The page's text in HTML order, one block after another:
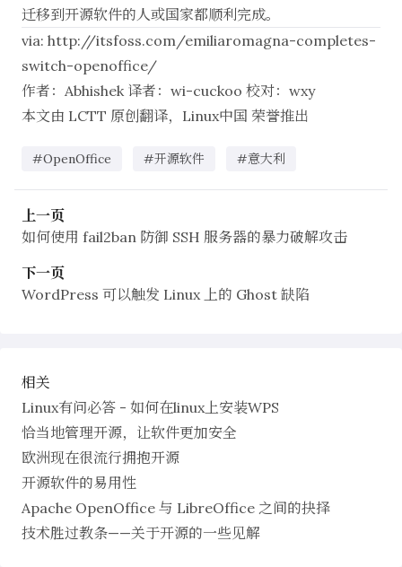
迁移到开源软件的人或国家都顺利完成。
via: http://itsfoss.com/emiliaromagna-completes-
switch-openoffice/
作者： Abhishek 译者： wi-cuckoo 校对： wxy
本文由 LCTT 原创翻译， Linux中国 荣誉推出
#OpenOffice #开源软件 #意大利
上一页
如何使用 fail2ban 防御 SSH 服务器的暴力破解攻击
下一页
WordPress 可以触发 Linux 上的 Ghost 缺陷
相关
Linux有问必答 - 如何在linux上安装WPS
恰当地管理开源，让软件更加安全
欧洲现在很流行拥抱开源
开源软件的易用性
Apache OpenOffice 与 LibreOffice 之间的抉择
技术胜过教条——关于开源的一些见解